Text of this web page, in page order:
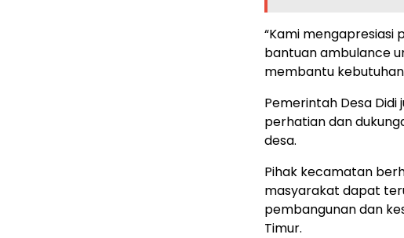
“Kami
bantuan ambulance
membantu
Pemerintah Desa
perhatian dan
desa.
Pihak kecamatan
masyarakat dapat
pembangunan dan
Timur.